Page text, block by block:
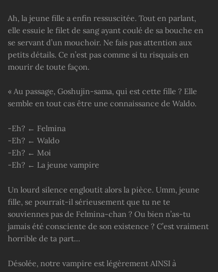
Ah, la jeune fille a enfin ressuscitée. Tout en parlant,
elle essuie le filet de sang ayant coulé de sa bouche en
se servant d’un mouchoir. Ne fais pas attention aux
petits détails. Ce n’est pas comme si tu risquais en
mourir de toute façon.
« Au passage, Goshujin-sama, qui est cette fille ? Elle
semble en tout cas être une connaissance de Waldo.
-Eh? ← Felmina
-Eh? ← Waldo
-Eh? ← Moi
-Eh? ← La jeune vampire
Un lourd silence engloutit alors la pièce. Umm, jeune
fille, se pourrait-il sérieusement que tu ne te
souviennes pas de Felmina-chan ? Ou bien n’as-tu
jamais été consciente de son existence ? C’est vraiment
horrible de ta part…
Désolée, notre vampire est légèrement AINSI à